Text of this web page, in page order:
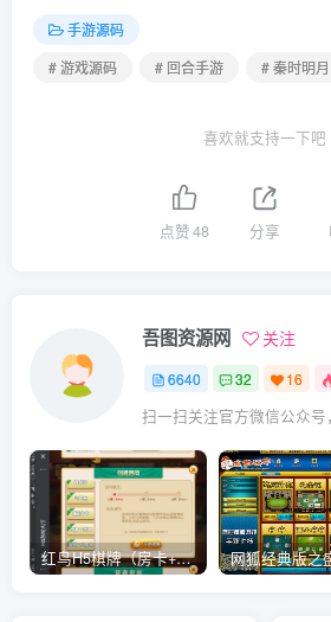
手游源码
# 游戏源码
# 回合手游 # 秦时明月
喜欢就支持一下吧
点赞48 分享
吾图资源网 关注
6640 32 16
红鸟H5棋牌（房卡+金币）全套双模式游戏源码